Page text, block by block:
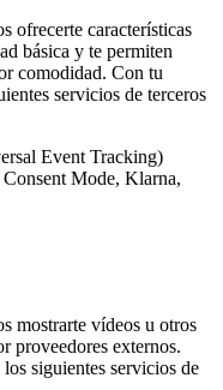
ofrecerte características
básica y te permiten
comodidad. Con tu
servicios de terceros
Event Tracking)
Mode, Klarna,
mostrarte vídeos u otros
proveedores externos.
siguientes servicios de